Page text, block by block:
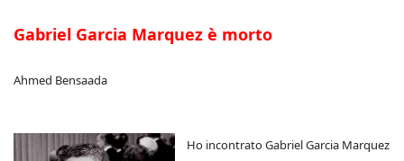
Gabriel Garcia Marquez è morto
Ahmed Bensaada
Ho incontrato Gabriel Garcia Marquez